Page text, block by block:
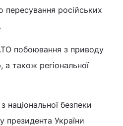
пересування російських
побоювання з приводу
також регіональної
безпеки
президента України